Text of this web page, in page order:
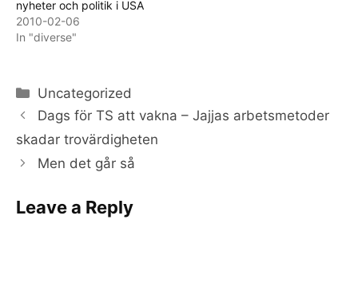
nyheter och politik i USA
2010-02-06
In "diverse"
Categories
Uncategorized
Dags för TS att vakna – Jajjas arbetsmetoder
skadar trovärdigheten
Men det går så
Leave a Reply